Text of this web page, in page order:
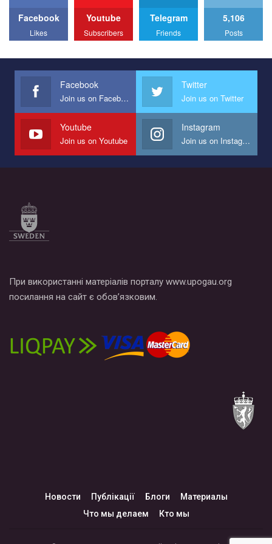
All you have to do is to press "Like" below the video.
Эмоционально сильный ролик от команды "Гей-альянс
представляющий программу развития организации.
Мы просим вас поддержать нас и помочь нам реализовать
наш план по борьбе с насилием и дискриминацией на почве
СОГИ в Украине.
Все, что вам нужно сделать - это зайти на наш канал YouTube
по этой ссылке и поставить лайк под видео.
Facebook
Likes
Youtube
Subscribers
Telegram
Friends
5,106
Posts
Facebook
Join us on Facebook
Twitter
Join us on Twitter
Youtube
Join us on Youtube
Instagram
Join us on Instagram
При використанні матеріалів порталу www.upogau.org
посилання на сайт є обов’язковим.
Новости Публікації Блоги
Материалы
Что мы делаем
Кто мы